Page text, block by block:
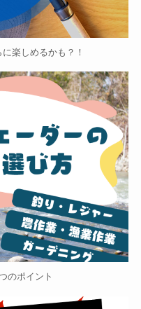
楽しめるかも？！
のポイント